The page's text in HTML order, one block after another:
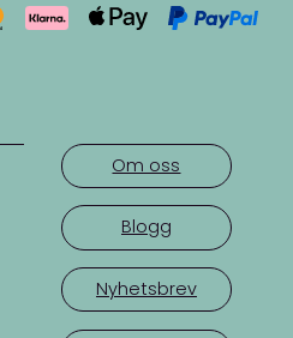
Om oss
Blogg
Nyhetsbrev